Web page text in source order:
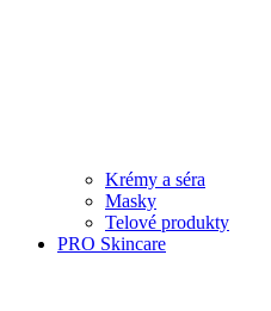
Krémy a séra
Masky
Telové produkty
PRO Skincare